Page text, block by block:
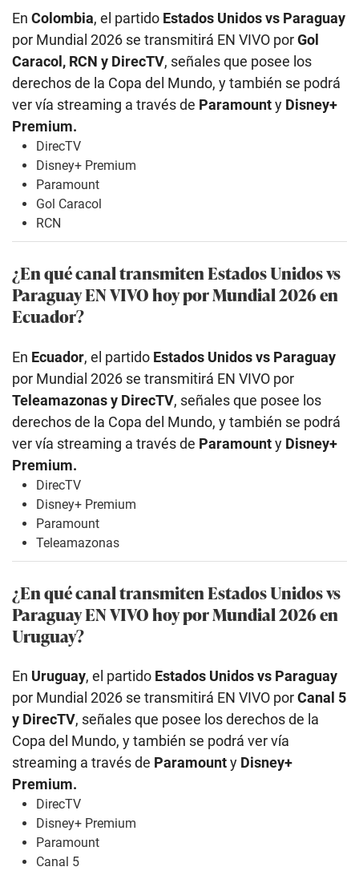
En Colombia, el partido Estados Unidosvs Paraguay
por Mundial 2026 se transmitirá EN VIVO porGol
Caracol, RCN y DirecTV, señales que posee los
derechos de la Copa del Mundo, y también se podrá
ver vía streaming a través de Paramounty Disney+
Premium.
DirecTV
Disney+ Premium
Paramount
Gol Caracol
RCN
¿En qué canal transmiten Estados Unidosvs
Paraguay EN VIVO hoy por Mundial 2026 en
Ecuador?
En Ecuador, el partido Estados Unidosvs Paraguay
por Mundial 2026 se transmitirá EN VIVO por
Teleamazonas y DirecTV, señales que posee los
derechos de la Copa del Mundo, y también se podrá
ver vía streaming a través de Paramounty Disney+
Premium.
DirecTV
Disney+ Premium
Paramount
Teleamazonas
¿En qué canal transmiten Estados Unidosvs
Paraguay EN VIVO hoy por Mundial 2026 en
Uruguay?
En Uruguay, el partido Estados Unidosvs Paraguay
por Mundial 2026 se transmitirá EN VIVO porCanal 5
y DirecTV, señales que posee los derechos de la
Copa del Mundo, y también se podrá ver vía
streaming a través de Paramounty Disney+
Premium.
DirecTV
Disney+ Premium
Paramount
Canal 5